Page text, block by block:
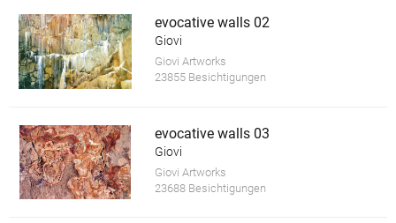
evocative walls 02
Giovi
Giovi Artworks
23855 Besichtigungen
evocative walls 03
Giovi
Giovi Artworks
23688 Besichtigungen